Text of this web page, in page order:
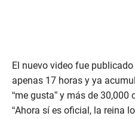
El nuevo video fue
apenas 17 horas y ya
“me gusta” y más de
“Ahora sí es oficial, la reina